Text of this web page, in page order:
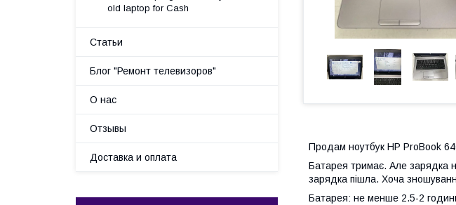
Продам ноутбук HP ProBook
Батарея тримає. Але зарядка
зарядка пішла. Хоча
Батарея: не менше 2.5-2
old laptop for Cash
Статьи
Блог "Ремонт телевизоров"
О нас
Отзывы
Доставка и оплата